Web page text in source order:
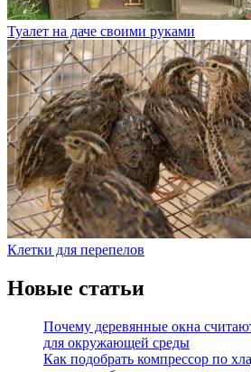
Туалет на даче своими руками
Клетки для перепелов
Новые статьи
Почему деревянные окна
для окружающей среды
Как подобрать компрессор по